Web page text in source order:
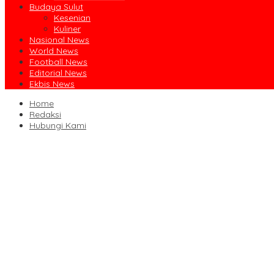
Budaya Sulut
Kesenian
Kuliner
Nasional News
World News
Football News
Editorial News
Ekbis News
Home
Redaksi
Hubungi Kami